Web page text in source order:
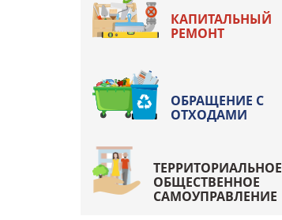
КАПИТАЛЬНЫЙ
РЕМОНТ
ОБРАЩЕНИЕ С
ОТХОДАМИ
ТЕРРИТОРИАЛЬНОЕ
ОБЩЕСТВЕННОЕ
САМОУПРАВЛЕНИЕ